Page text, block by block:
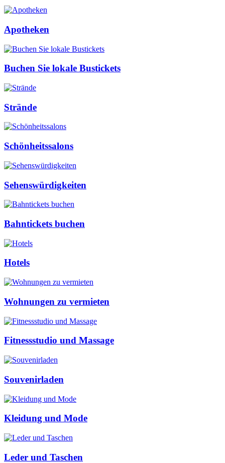
Apotheken
Buchen Sie lokale Bustickets
Strände
Schönheitssalons
Sehenswürdigkeiten
Bahntickets buchen
Hotels
Wohnungen zu vermieten
Fitnessstudio und Massage
Souvenirladen
Kleidung und Mode
Leder und Taschen